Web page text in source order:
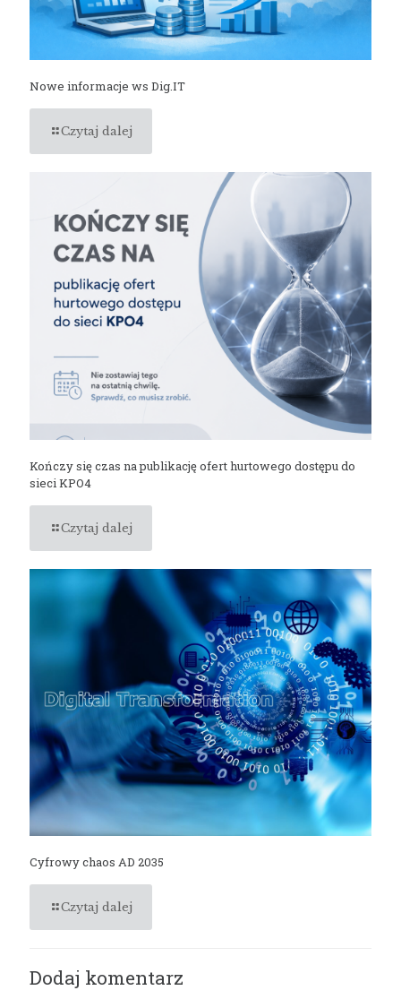
Nowe informacje ws Dig.IT
Czytaj dalej
Kończy się czas na publikację ofert hurtowego dostępu do
sieci KPO4
Czytaj dalej
Cyfrowy chaos AD 2035
Czytaj dalej
Dodaj komentarz